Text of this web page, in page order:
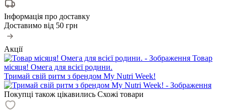
Інформація про доставку
Доставимо від 50 грн
Акції
Товар
місяця! Омега для всієї родини.
Тримай свій ритм з брендом My Nutri Week!
Покупці також цікавились Схожі товари